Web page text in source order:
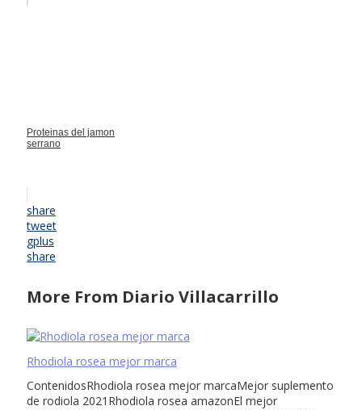
Proteinas del jamon
serrano
share
tweet
gplus
share
More From Diario Villacarrillo
Rhodiola rosea mejor marca
ContenidosRhodiola rosea mejor marcaMejor suplemento
de rodiola 2021Rhodiola rosea amazonEl mejor